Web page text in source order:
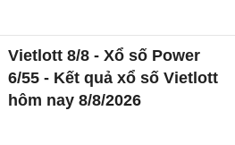
Vietlott 8/8 - Xổ số Power
6/55 - Kết quả xổ số Vietlott
hôm nay 8/8/2026